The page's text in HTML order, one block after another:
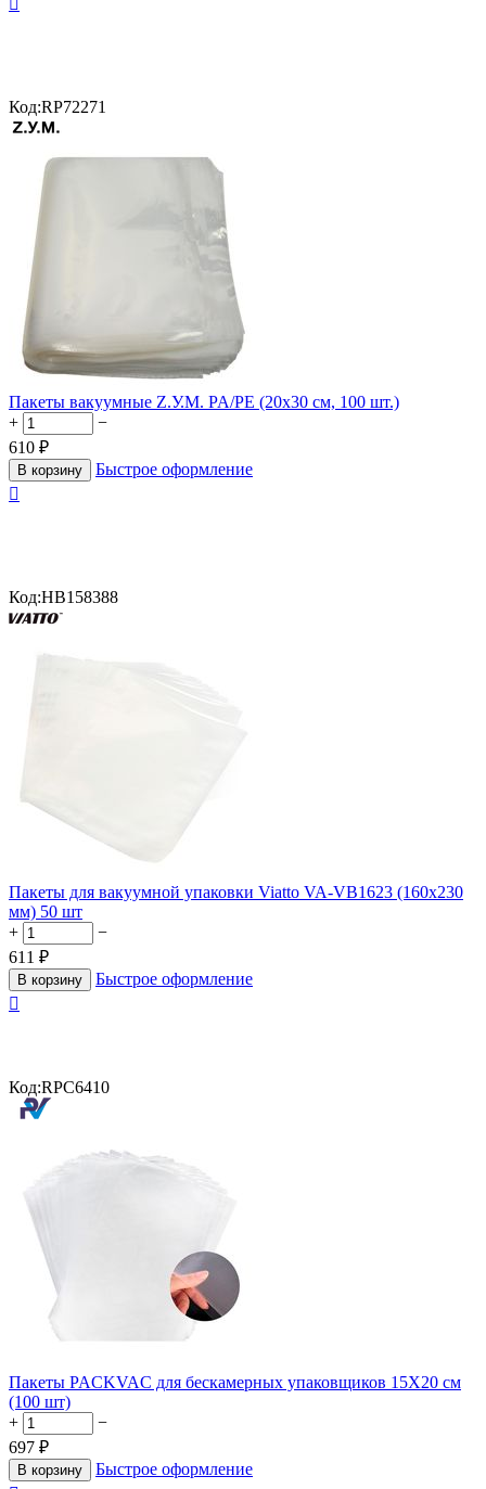
Код:RP72271
Пакеты вакуумные Z.У.М. PA/PE (20х30 см, 100 шт.)
+
−
610 ₽
В корзину
Быстрое оформление

Код:HB158388
Пакеты для вакуумной упаковки Viatto VA-VB1623 (160х230
мм) 50 шт
+
−
611 ₽
В корзину
Быстрое оформление

Код:RPC6410
Пакеты PACKVAC для бескамерных упаковщиков 15X20 см
(100 шт)
+
−
697 ₽
В корзину
Быстрое оформление